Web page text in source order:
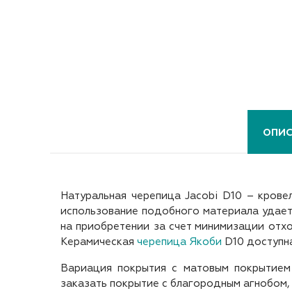
Натуральная черепица Jacobi D10 –
использование подобного материала
на приобретении за счет минимизации
Керамическая черепица Якоби D10
Вариация покрытия с матовым
заказать покрытие с благородным